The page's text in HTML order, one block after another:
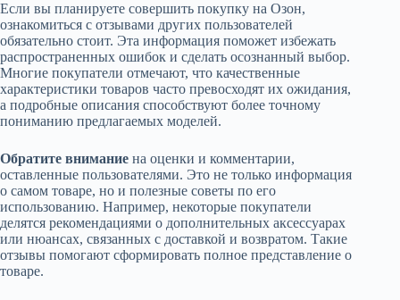
Если вы планируете совершить покупку на Озон,
ознакомиться с отзывами других пользователей
обязательно стоит. Эта информация поможет избежать
распространенных ошибок и сделать осознанный выбор.
Многие покупатели отмечают, что качественные
характеристики товаров часто превосходят их ожидания,
а подробные описания способствуют более точному
пониманию предлагаемых моделей.
Обратите внимание на оценки и комментарии,
оставленные пользователями. Это не только информация
о самом товаре, но и полезные советы по его
использованию. Например, некоторые покупатели
делятся рекомендациями о дополнительных аксессуарах
или нюансах, связанных с доставкой и возвратом. Такие
отзывы помогают сформировать полное представление о
товаре.